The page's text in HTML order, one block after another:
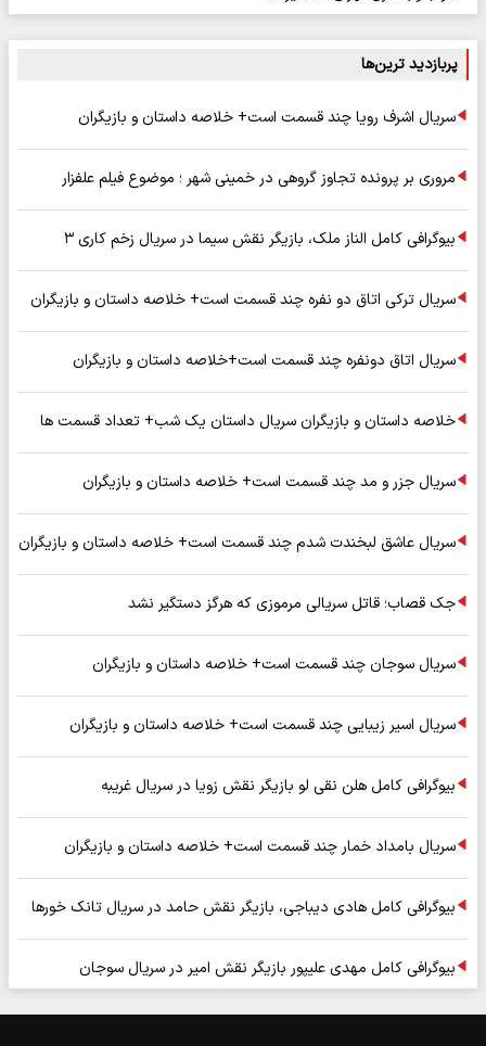
پربازدید ترین‌ها
سریال اشرف رویا چند قسمت است+ خلاصه داستان و بازیگران
مروری بر پرونده تجاوز گروهی در خمینی شهر ؛ موضوع فیلم علفزار
بیوگرافی کامل الناز ملک، بازیگر نقش سیما در سریال زخم کاری ۳
سریال ترکی اتاق دو نفره چند قسمت است+ خلاصه داستان و بازیگران
سریال اتاق دونفره چند قسمت است+خلاصه داستان و بازیگران
خلاصه داستان و بازیگران سریال داستان یک شب+ تعداد قسمت ها
سریال جزر و مد چند قسمت است+ خلاصه داستان و بازیگران
سریال عاشق لبخندت شدم چند قسمت است+ خلاصه داستان و بازیگران
جک قصاب؛ قاتل سریالی مرموزی که هرگز دستگیر نشد
سریال سوجان چند قسمت است+ خلاصه داستان و بازیگران
سریال اسیر زیبایی چند قسمت است+ خلاصه داستان و بازیگران
بیوگرافی کامل هلن نقی لو بازیگر نقش زویا در سریال غریبه
سریال بامداد خمار چند قسمت است+ خلاصه داستان و بازیگران
بیوگرافی کامل هادی دیباجی، بازیگر نقش حامد در سریال تانک خورها
بیوگرافی کامل مهدی علیپور بازیگر نقش امیر در سریال سوجان